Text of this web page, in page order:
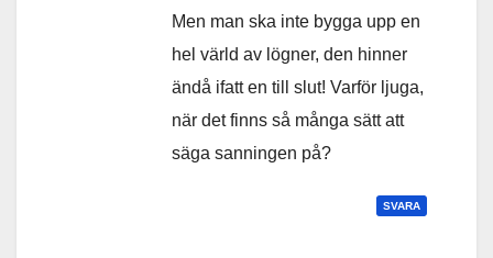
Men man ska inte bygga upp en
hel värld av lögner, den hinner
ändå ifatt en till slut! Varför ljuga,
när det finns så många sätt att
säga sanningen på?
SVARA